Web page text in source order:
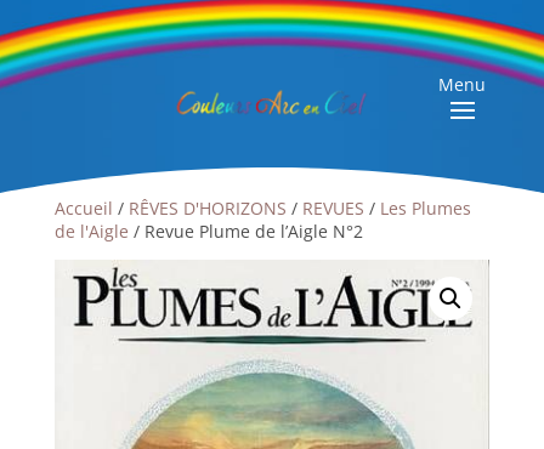
Menu
Accueil / RÊVES D'HORIZONS / REVUES / Les Plumes
de l'Aigle / Revue Plume de l’Aigle N°2